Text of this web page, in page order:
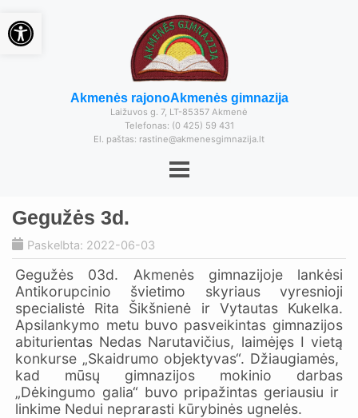
Akmenės rajonoAkmenės gimnazija
Laižuvos g. 7, LT-85357 Akmenė
Telefonas: (0 425) 59 431
El. paštas: rastine@akmenesgimnazija.lt
Gegužės 3d.
Paskelbta: 2022-06-03
Gegužės 03d. Akmenės gimnazijoje lankėsi
Antikorupcinio švietimo skyriaus vyresnioji
specialistė Rita Šikšnienė ir Vytautas Kukelka.
Apsilankymo metu buvo pasveikintas gimnazijos
abiturientas Nedas Narutavičius, laimėjęs I vietą
konkurse „Skaidrumo objektyvas“. Džiaugiamės,
kad mūsų gimnazijos mokinio darbas
„Dėkingumo galia“ buvo pripažintas geriausiu ir
linkime Nedui neprarasti kūrybinės ugnelės.
Open toolbar